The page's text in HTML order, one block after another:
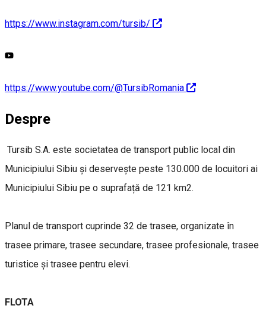
https://www.instagram.com/tursib/
https://www.youtube.com/@TursibRomania
Despre
Tursib S.A. este societatea de transport public local din
Municipiului Sibiu și deservește peste 130.000 de locuitori ai
Municipiului Sibiu pe o suprafață de 121 km2.
Planul de transport cuprinde 32 de trasee, organizate în
trasee primare, trasee secundare, trasee profesionale, trasee
turistice și trasee pentru elevi.
FLOTA